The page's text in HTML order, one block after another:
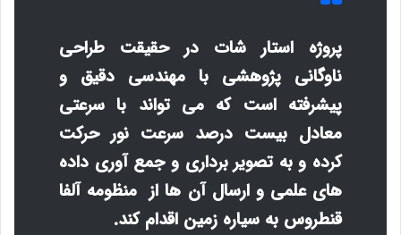
پروژه استار شات در حقیقت طراحی
ناوگانی پژوهشی با مهندسی دقیق و
پیشرفته است که می تواند با سرعتی
معادل بیست درصد سرعت نور حرکت
کرده و به تصویر برداری و جمع آوری داده
های علمی و ارسال آن ها از منظومه آلفا
قنطروس به سیاره زمین اقدام کند.